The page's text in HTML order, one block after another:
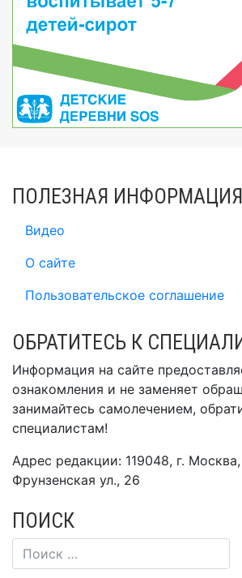
ПОЛЕЗНАЯ ИНФОРМАЦИЯ
Видео
О сайте
Пользовательское соглашение
ОБРАТИТЕСЬ К
Информация на сайте
ознакомления и не заменяет
занимайтесь самолечением,
специалистам!
Адрес редакции: 119048, г.
Фрунзенская ул., 26
ПОИСК